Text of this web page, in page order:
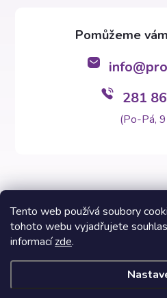
Tento web používá soubory
tohoto webu vyjadřujete
informacízde.
info@
281
(Po-Pá,
Vytvořil
Copyright 2026 Prodietix e-shop